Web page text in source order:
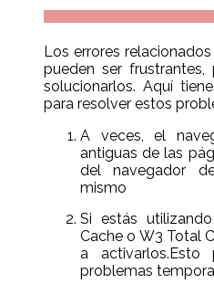
Los errores
pueden ser
solucionarlos. Aquí
para resolver estos
A veces, el
antiguas de las
del navegador
mismo
Si estás
Cache o W3 Total
a activarlos.Esto
problemas